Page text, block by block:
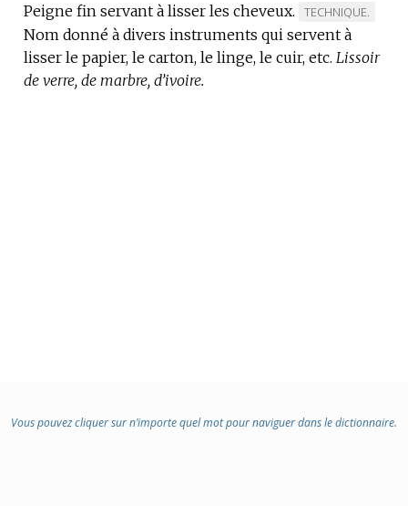
Peigne fin servant à lisser les cheveux.
MARQUE
DE
DOMAINE
TECHNIQUE.
Nom donné à divers instruments qui servent à
lisser le papier, le carton, le linge, le cuir, etc. Lissoir
de verre, de marbre, d’ivoire.
Vous pouvez cliquer sur n’importe quel mot pour naviguer dans le dictionnaire.